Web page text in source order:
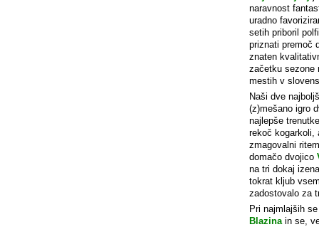
naravnost
uradno
setih priboril
priznati premoč
znaten
začetku sezone
mestih v
Naši dve
(z)mešano igro
najlepše
rekoč kogarkoli,
zmagovalni
domačo dvojico
na tri dokaj
tokrat kljub
zadostovalo za
Pri najmlajših
Blazinain se,